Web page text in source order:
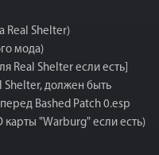
Real Shelter)
мода)
Real Shelter если есть]
Shelter, должен быть
Bashed Patch 0.esp
"Warburg" если есть)